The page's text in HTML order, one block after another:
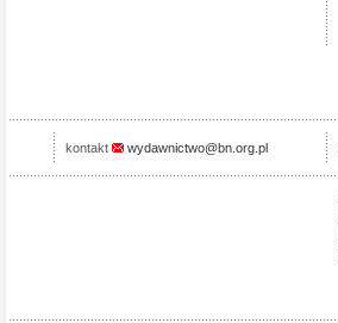
kontakt wydawnictwo@bn.org.pl